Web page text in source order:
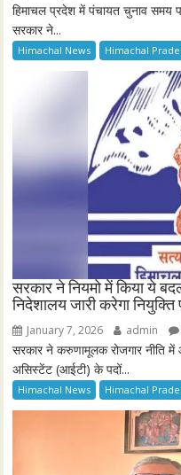
हिमाचल प्रदेश में पंचायत चुनाव समय
सरकार ने...
Himachal News Himachal
सरकार ने नियमो में किया ये
निदेशालय जारी करेगा नियुक्ति
January 7, 2026 admin
सरकार ने करुणामूलक रोजगार
असिस्टेंट (आईटी) के पदों...
Himachal News Himachal